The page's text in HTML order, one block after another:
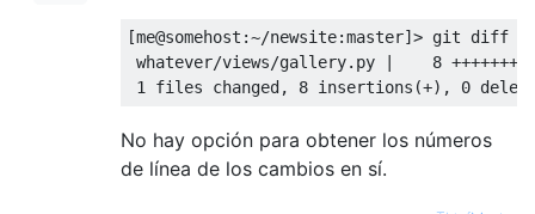
[me@somehost:~/newsite:master]> git diff
whatever/views/gallery.py |    8 ++++++++
No hay opción para obtener los números
de línea de los cambios en sí.